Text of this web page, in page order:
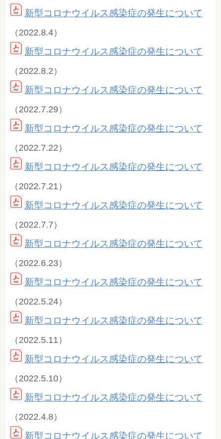
新型コロナウイルス感染症の発生について
（2022.8.4）
新型コロナウイルス感染症の発生について
（2022.8.2）
新型コロナウイルス感染症の発生について
（2022.7.29）
新型コロナウイルス感染症の発生について
（2022.7.22）
新型コロナウイルス感染症の発生について
（2022.7.21）
新型コロナウイルス感染症の発生について
（2022.7.7）
新型コロナウイルス感染症の発生について
（2022.6.23）
新型コロナウイルス感染症の発生について
（2022.5.24）
新型コロナウイルス感染症の発生について
（2022.5.11）
新型コロナウイルス感染症の発生について
（2022.5.10）
新型コロナウイルス感染症の発生について
（2022.4.8）
新型コロナウイルス感染症の発生について